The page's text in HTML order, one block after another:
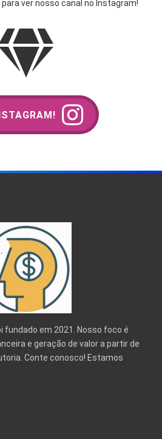
ver nosso canal no Instagram!
fundado em 2021. Nosso foco é
e geração de valor a partir de
Conte conosco! Estamos